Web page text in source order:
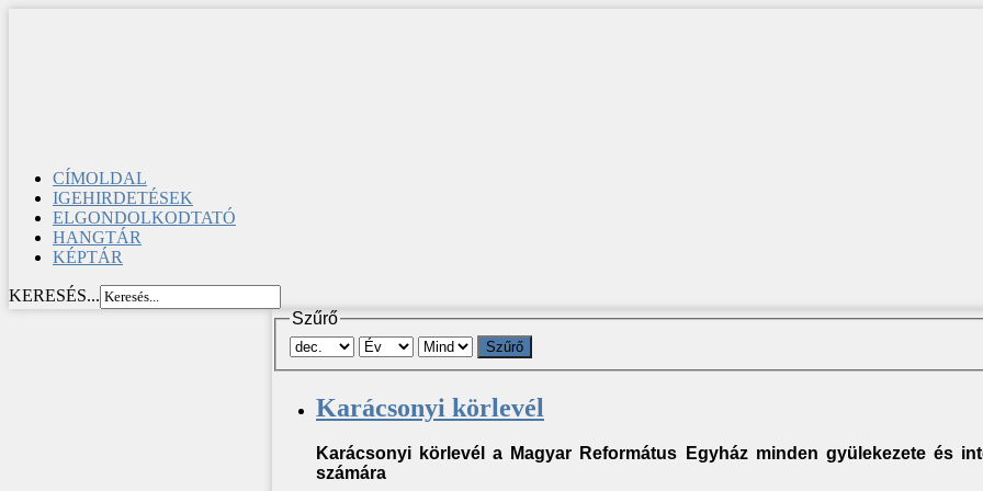
CÍMOLDAL
IGEHIRDETÉSEK
ELGONDOLKODTATÓ
HANGTÁR
KÉPTÁR
KERESÉS...
Szűrő
Szűrő
Karácsonyi körlevél
Karácsonyi körlevél a Magyar Református Egyház minden gyülekezete és
számára